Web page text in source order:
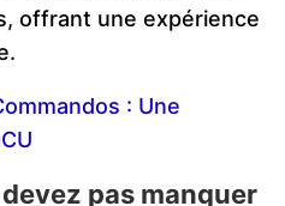
offrant une expérience
: Une
pas manquer